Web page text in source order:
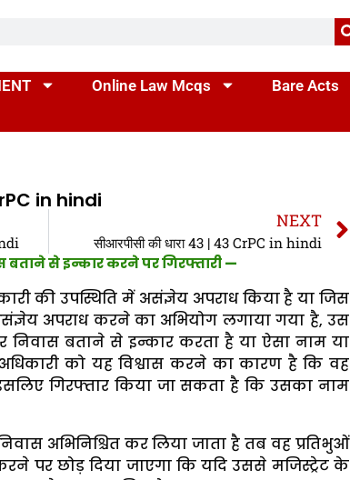
Online Law Mcqs Bare Acts
in hindi
NEXT
सीआरपीसी की धारा 43 | 43 CrPC in hindi
बताने से इन्कार करने पर गिरफ्तारी —
की उपस्थिति में असंज्ञेय अपराध किया है या जिस
अपराध करने का अभियोग लगाया गया है, उस
निवास बताने से इन्कार करता है या ऐसा नाम या
को यह विश्वास करने का कारण है कि वह
इसलिए गिरफ्तार किया जा सकता है कि उसका नाम
अभिनिश्चित कर लिया जाता है तब वह प्रतिभुओं
पर छोड़ दिया जाएगा कि यदि उससे मजिस्ट्रेट के